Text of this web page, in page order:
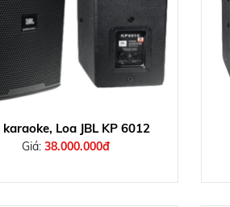
karaoke, Loa JBL KP 6012
Giá: 38.000.000đ